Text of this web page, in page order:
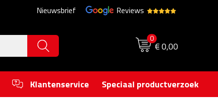
Nieuwsbrief Reviews
0
€ 0,00
Klantenservice Speciaal productverzoek